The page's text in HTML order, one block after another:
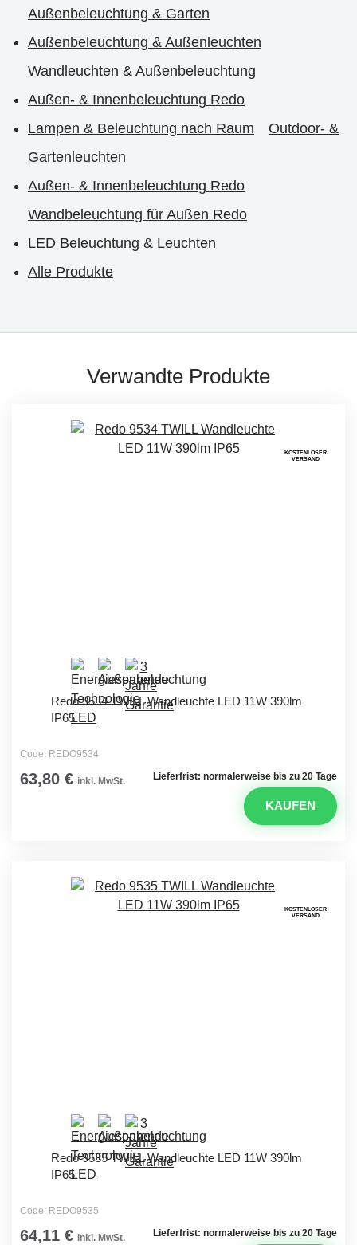
Außenbeleuchtung & Garten
Außenbeleuchtung & Außenleuchten
Wandleuchten & Außenbeleuchtung
Außen- & Innenbeleuchtung Redo
Lampen & Beleuchtung nach Raum
Outdoor- &
Gartenleuchten
Außen- & Innenbeleuchtung Redo
Wandbeleuchtung für Außen Redo
LED Beleuchtung & Leuchten
Alle Produkte
Verwandte Produkte
KOSTENLOSER
VERSAND
Redo 9534 TWILL Wandleuchte LED 11W 390lm
IP65
Code: REDO9534
Lieferfrist: normalerweise bis zu 20 Tage
63,80 € inkl. MwSt.
KAUFEN
KOSTENLOSER
VERSAND
Redo 9535 TWILL Wandleuchte LED 11W 390lm
IP65
Code: REDO9535
Lieferfrist: normalerweise bis zu 20 Tage
64,11 € inkl. MwSt.